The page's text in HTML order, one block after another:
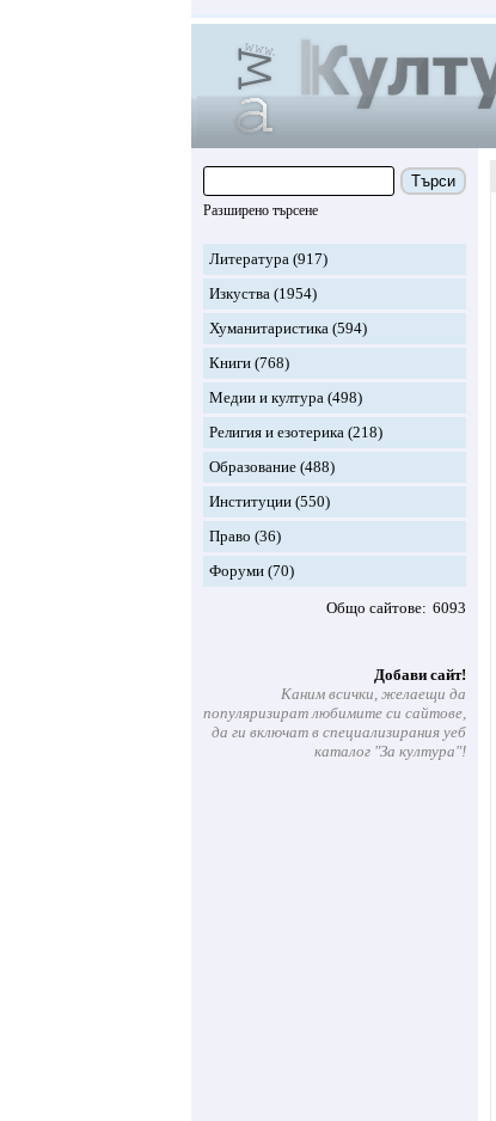
Търси
Разширено търсене
Литература (917)
Изкуства (1954)
Хуманитаристика (594)
Книги (768)
Медии и култура (498)
Религия и езотерика (218)
Образование (488)
Институции (550)
Право (36)
Форуми (70)
Общо сайтове 6093
Добави сайт!
Каним всички, желаещи да
популяризират любимите си сайтове,
да ги включат в специализирания уеб
каталог "За култура"!